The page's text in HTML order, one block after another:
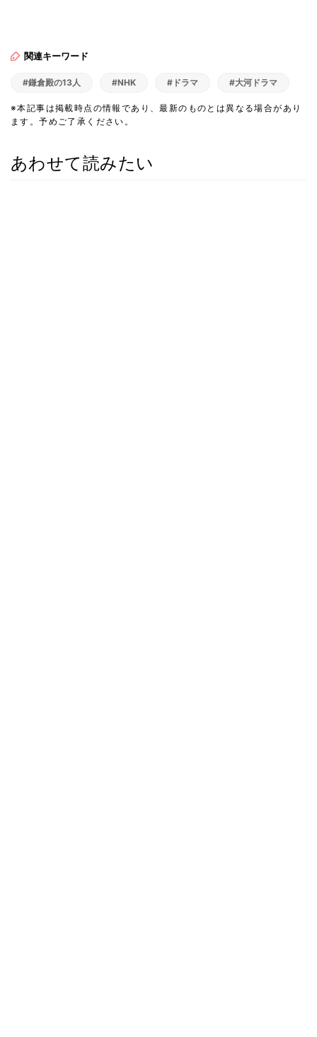
関連キーワード
#鎌倉殿の13人 #NHK #ドラマ #大河ドラマ
※本記事は掲載時点の情報であり、最新のものとは異なる場合があり
ます。予めご了承ください。
あわせて読みたい